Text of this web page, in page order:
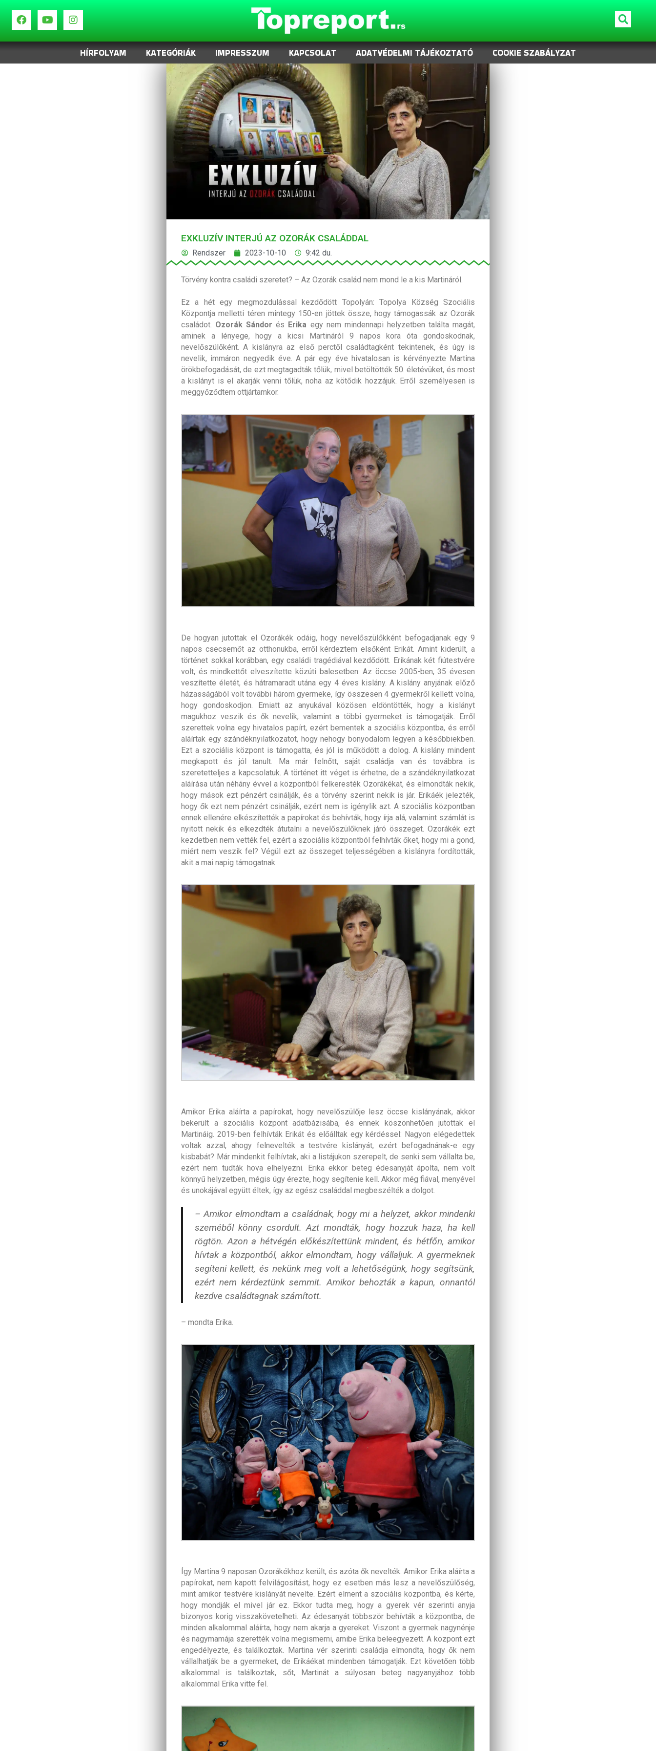
HÍRFOLYAM KATEGÓRIÁK IMPRESSZUM KAPCSOLAT ADATVÉDELMI TÁJÉKOZTATÓ COOKIE SZABÁLYZAT
EXKLUZÍV INTERJÚ AZ OZORÁK CSALÁDDAL
Rendszer 2023-10-10 9:42 du.
Törvény kontra családi szeretet? – Az Ozorák család nem mond le a kis Martináról.
Ez a hét egy megmozdulással kezdődött Topolyán: Topolya Község Szociális
Központja melletti téren mintegy 150-en jöttek össze, hogy támogassák az Ozorák
családot. Ozorák Sándor és Erika egy nem mindennapi helyzetben találta magát,
aminek a lényege, hogy a kicsi Martináról 9 napos kora óta gondoskodnak,
nevelőszülőként. A kislányra az első perctől családtagként tekintenek, és úgy is
nevelik, immáron negyedik éve. A pár egy éve hivatalosan is kérvényezte Martina
örökbefogadását, de ezt megtagadták tőlük, mivel betöltötték 50. életévüket, és most
a kislányt is el akarják venni tőlük, noha az kötődik hozzájuk. Erről személyesen is
meggyőződtem ottjártamkor.
De hogyan jutottak el Ozorákék odáig, hogy nevelőszülőkként befogadjanak egy 9
napos csecsemőt az otthonukba, erről kérdeztem elsőként Erikát. Amint kiderült, a
történet sokkal korábban, egy családi tragédiával kezdődött. Erikának két fiútestvére
volt, és mindkettőt elveszítette közúti balesetben. Az öccse 2005-ben, 35 évesen
veszítette életét, és hátramaradt utána egy 4 éves kislány. A kislány anyjának előző
házasságából volt további három gyermeke, így összesen 4 gyermekről kellett volna,
hogy gondoskodjon. Emiatt az anyukával közösen eldöntötték, hogy a kislányt
magukhoz veszik és ők nevelik, valamint a többi gyermeket is támogatják. Erről
szerettek volna egy hivatalos papírt, ezért bementek a szociális központba, és erről
aláírtak egy szándéknyilatkozatot, hogy nehogy bonyodalom legyen a későbbiekben.
Ezt a szociális központ is támogatta, és jól is működött a dolog. A kislány mindent
megkapott és jól tanult. Ma már felnőtt, saját családja van és továbbra is
szeretetteljes a kapcsolatuk. A történet itt véget is érhetne, de a szándéknyilatkozat
aláírása után néhány évvel a központból felkeresték Ozorákékat, és elmondták nekik,
hogy mások ezt pénzért csinálják, és a törvény szerint nekik is jár. Erikáék jelezték,
hogy ők ezt nem pénzért csinálják, ezért nem is igénylik azt. A szociális központban
ennek ellenére elkészítették a papírokat és behívták, hogy írja alá, valamint számlát is
nyitott nekik és elkezdték átutalni a nevelőszülőknek járó összeget. Ozorákék ezt
kezdetben nem vették fel, ezért a szociális központból felhívták őket, hogy mi a gond,
miért nem veszik fel? Végül ezt az összeget teljességében a kislányra fordították,
akit a mai napig támogatnak.
Amikor Erika aláírta a papírokat, hogy nevelőszülője lesz öccse kislányának, akkor
bekerült a szociális központ adatbázisába, és ennek köszönhetően jutottak el
Martináig. 2019-ben felhívták Erikát és előálltak egy kérdéssel: Nagyon elégedettek
voltak azzal, ahogy felnevelték a testvére kislányát, ezért befogadnának-e egy
kisbabát? Már mindenkit felhívtak, aki a listájukon szerepelt, de senki sem vállalta be,
ezért nem tudták hova elhelyezni. Erika ekkor beteg édesanyját ápolta, nem volt
könnyű helyzetben, mégis úgy érezte, hogy segítenie kell. Akkor még fiával, menyével
és unokájával együtt éltek, így az egész családdal megbeszélték a dolgot.
– Amikor elmondtam a családnak, hogy mi a helyzet, akkor mindenki
szeméből könny csordult. Azt mondták, hogy hozzuk haza, ha kell
rögtön. Azon a hétvégén előkészítettünk mindent, és hétfőn, amikor
hívtak a központból, akkor elmondtam, hogy vállaljuk. A gyermeknek
segíteni kellett, és nekünk meg volt a lehetőségünk, hogy segítsünk,
ezért nem kérdeztünk semmit. Amikor behozták a kapun, onnantól
kezdve családtagnak számított.
– mondta Erika.
Így Martina 9 naposan Ozorákékhoz került, és azóta ők nevelték. Amikor Erika aláírta a
papírokat, nem kapott felvilágosítást, hogy ez esetben más lesz a nevelőszülőség,
mint amikor testvére kislányát nevelte. Ezért elment a szociális központba, és kérte,
hogy mondják el mivel jár ez. Ekkor tudta meg, hogy a gyerek vér szerinti anyja
bizonyos korig visszakövetelheti. Az édesanyát többször behívták a központba, de
minden alkalommal aláírta, hogy nem akarja a gyereket. Viszont a gyermek nagynénje
és nagymamája szerették volna megismerni, amibe Erika beleegyezett. A központ ezt
engedélyezte, és találkoztak. Martina vér szerinti családja elmondta, hogy ők nem
vállalhatják be a gyermeket, de Erikáékat mindenben támogatják. Ezt követően több
alkalommal is találkoztak, sőt, Martinát a súlyosan beteg nagyanyjához több
alkalommal Erika vitte fel.